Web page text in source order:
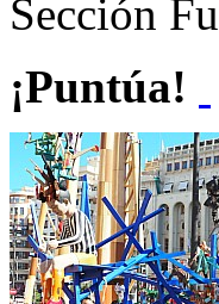
Sección
¡Puntúa!